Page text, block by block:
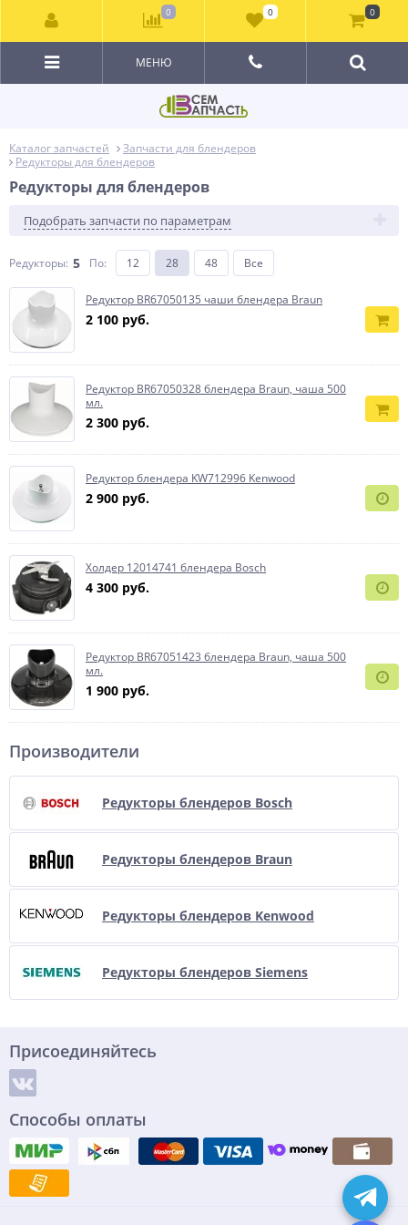
МЕНЮ
Каталог запчастей
Запчасти для блендеров
Редукторы для блендеров
Редукторы для блендеров
Подобрать запчасти по параметрам
Редукторы: 5 По: 12 28 48 Все
Редуктор BR67050135 чаши блендера Braun
2 100 руб.
Редуктор BR67050328 блендера Braun, чаша 500
мл.
2 300 руб.
Редуктор блендера KW712996 Kenwood
2 900 руб.
Холдер 12014741 блендера Bosch
4 300 руб.
Редуктор BR67051423 блендера Braun, чаша 500
мл.
1 900 руб.
Производители
Редукторы блендеров Bosch
Редукторы блендеров Braun
Редукторы блендеров Kenwood
Редукторы блендеров Siemens
Присоединяйтесь
Способы оплаты
0 0 0